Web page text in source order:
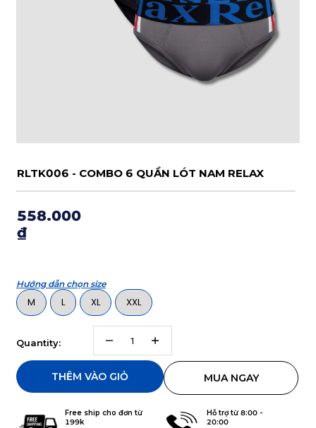
Quantity:
M L XL XXL
RLTK006 - COMBO 6 QUẦN LÓT NAM RELAX
558.000
₫
Free ship cho đơn từ
199k
Hỗ trợ từ 8:00 -
20:00
Hướng dẫn chọn size
THÊM VÀO GIỎ MUA NGAY